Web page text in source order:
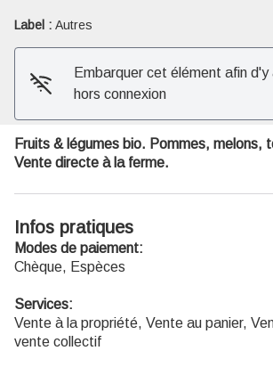
Label : Autres
Embarquer cet élément afin d'y
hors connexion
Fruits & légumes bio. Pommes, melons,
Vente directe à la ferme.
Infos pratiques
Modes de paiement:
Chèque, Espèces
Services:
Vente à la propriété, Vente au panier,
vente collectif